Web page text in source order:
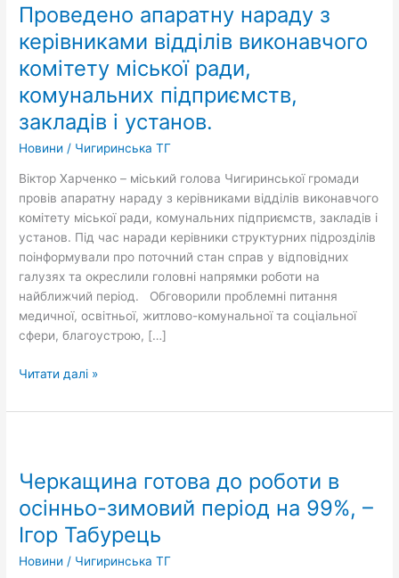
Проведено апаратну нараду з
керівниками відділів виконавчого
комітету міської ради,
комунальних підприємств,
закладів і установ.
Новини / Чигиринська ТГ
Віктор Харченко – міський голова Чигиринської громади
провів апаратну нараду з керівниками відділів виконавчого
комітету міської ради, комунальних підприємств, закладів і
установ. Під час наради керівники структурних підрозділів
поінформували про поточний стан справ у відповідних
галузях та окреслили головні напрямки роботи на
найближчий період. Обговорили проблемні питання
медичної, освітньої, житлово-комунальної та соціальної
сфери, благоустрою, […]
нараду
керівниками
відділів
виконавчого
комітету
міської
ради,
підприємств,
закладів
установ.
Читати далі »
Черкащина готова до роботи в
осінньо-зимовий період на 99%, –
Ігор Табурець
Новини / Чигиринська ТГ
до
роботи
в
осінньо-
зимовий